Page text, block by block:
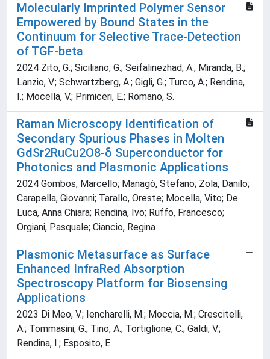
Molecularly Imprinted Polymer Sensor
Empowered by Bound States in the
Continuum for Selective Trace-Detection
of TGF-beta
2024 Zito, G.; Siciliano, G.; Seifalinezhad, A.; Miranda, B.;
Lanzio, V.; Schwartzberg, A.; Gigli, G.; Turco, A.; Rendina,
I.; Mocella, V.; Primiceri, E.; Romano, S.
Raman Microscopy Identification of
Secondary Spurious Phases in Molten
GdSr2RuCu2O8-δ Superconductor for
Photonics and Plasmonic Applications
2024 Gombos, Marcello; Managò, Stefano; Zola, Danilo;
Carapella, Giovanni; Tarallo, Oreste; Mocella, Vito; De
Luca, Anna Chiara; Rendina, Ivo; Ruffo, Francesco;
Orgiani, Pasquale; Ciancio, Regina
Plasmonic Metasurface as Surface
Enhanced InfraRed Absorption
Spectroscopy Platform for Biosensing
Applications
2023 Di Meo, V.; Iencharelli, M.; Moccia, M.; Crescitelli,
A.; Tommasini, G.; Tino, A.; Tortiglione, C.; Galdi, V.;
Rendina, I.; Esposito, E.